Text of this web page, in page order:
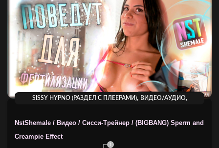
SISSY HYPNO (РАЗДЕЛ С ПЛЕЕРАМИ), ВИДЕО/АУДИО,
NstShemale / Видео / Сисси-Трейнер / (BIGBANG) Sperm and
Creampie Effect
1